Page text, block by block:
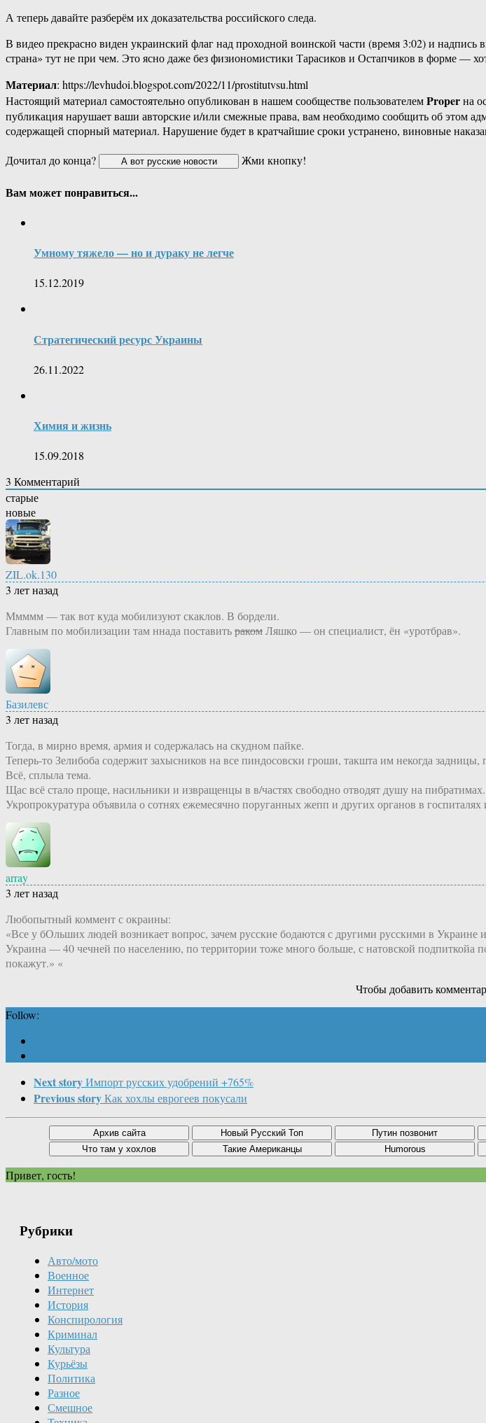
А теперь давайте разберём их доказательства российского следа.
В видео прекрасно виден украинский флаг над проходной воинской части (время 3:02) и
страна» тут не при чем. Это ясно даже без физиономистики Тарасиков и Остапчиков в форме —
Материал: https://levhudoi.blogspot.com/2022/11/prostitutvsu.html
Настоящий материал самостоятельно опубликован в нашем сообществе пользователемProperна
публикация нарушает ваши авторские и/или смежные права, вам необходимо сообщить об этом
содержащей спорный материал. Нарушение будет в кратчайшие сроки устранено, виновные
Дочитал до конца?
Жми кнопку!
Вам может понравиться...
Умному тяжело — но и дураку не легче
15.12.2019
Стратегический ресурс Украины
26.11.2022
Химия и жизнь
15.09.2018
3 Комментарий
старые
новые
ZIL.ok.130
3 лет назад
Ммммм — так вот куда мобилизуют скаклов. В бордели.
Главным по мобилизации там ннада поставитьракомЛяшко — он специалист, ён «уротбрав».
Базилевс
3 лет назад
Тогда, в мирно время, армия и содержалась на скудном пайке.
Теперь-то Зелибоба содержит захысников на все пиндосовски гроши, такшта им некогда
Всё, сплыла тема.
Щас всё стало проще, насильники и извращенцы в в/частях свободно отводят душу на пибратимах.
Укропрокуратура объявила о сотнях ежемесячно поруганных жепп и других органов в
array
3 лет назад
Любопытный коммент с окраины:
«Все у бОльших людей возникает вопрос, зачем русские бодаются с другими русскими в
Украина — 40 чечней по населению, по территории тоже много больше, с натовской
покажут.» «
Чтобы добавить
Follow:
Next storyИмпорт русских удобрений +765%
Previous storyКак хохлы еврогеев покусали
Привет, гость!
Рубрики
Авто/мото
Военное
Интернет
История
Конспирология
Криминал
Культура
Курьёзы
Политика
Разное
Смешное